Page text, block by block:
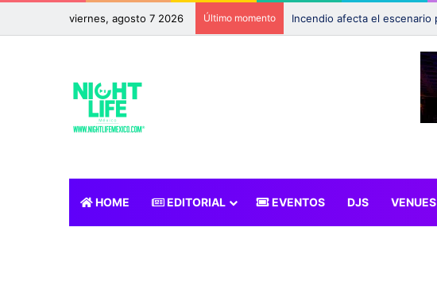
viernes, agosto 7 2026 Último momento
HOME EDITORIAL EVENTOS DJS VENUES